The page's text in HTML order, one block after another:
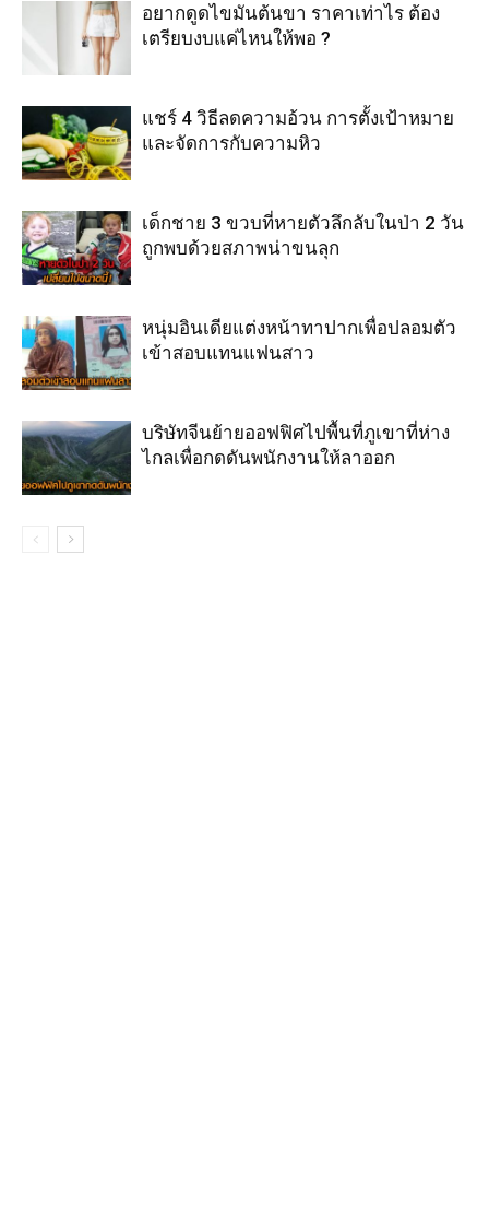
อยากดูดไขมันต้นขา ราคาเท่าไร ต้อง
เตรียบงบแค่ไหนให้พอ ?
แชร์ 4 วิธีลดความอ้วน การตั้งเป้าหมาย
และจัดการกับความหิว
เด็กชาย 3 ขวบที่หายตัวลึกลับในป่า 2 วัน
ถูกพบด้วยสภาพน่าขนลุก
หนุ่มอินเดียแต่งหน้าทาปากเพื่อปลอมตัว
เข้าสอบแทนแฟนสาว
บริษัทจีนย้ายออฟฟิศไปพื้นที่ภูเขาที่ห่าง
ไกลเพื่อกดดันพนักงานให้ลาออก